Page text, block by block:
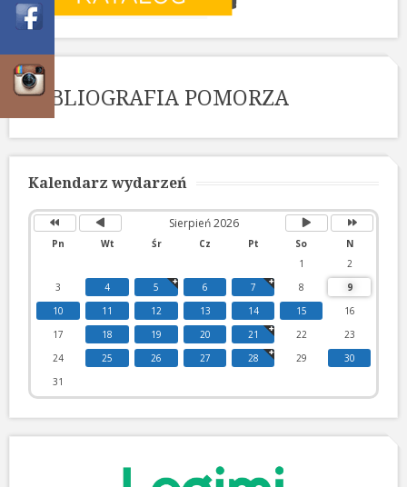
BIBLIOGRAFIA POMORZA
Kalendarz wydarzeń
Sierpień 2026
Pn Wt Śr Cz Pt So
N
1
2
3
4 5 6 7 8
9
10
11 12 13 14 15
16
17
18 19 20 21 22
23
24
25 26 27 28 29
30
31